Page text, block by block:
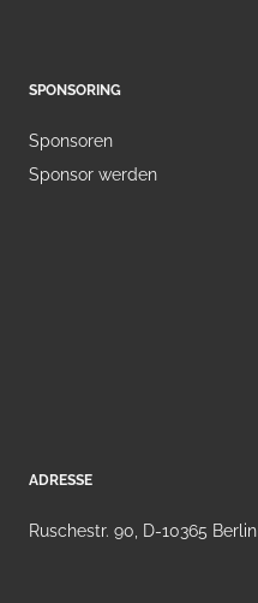
SPONSORING
Sponsoren
Sponsor werden
ADRESSE
Ruschestr. 90, D-10365 Berlin